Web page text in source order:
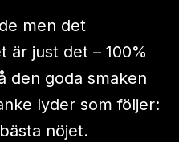
men det
är just det – 100%
den goda smaken
lyder som följer:
nöjet.